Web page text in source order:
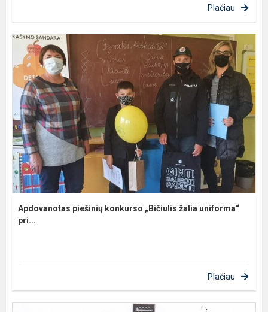
Plačiau
Apdovanotas piešinių konkurso „Bičiulis žalia uniforma“
pri...
Plačiau